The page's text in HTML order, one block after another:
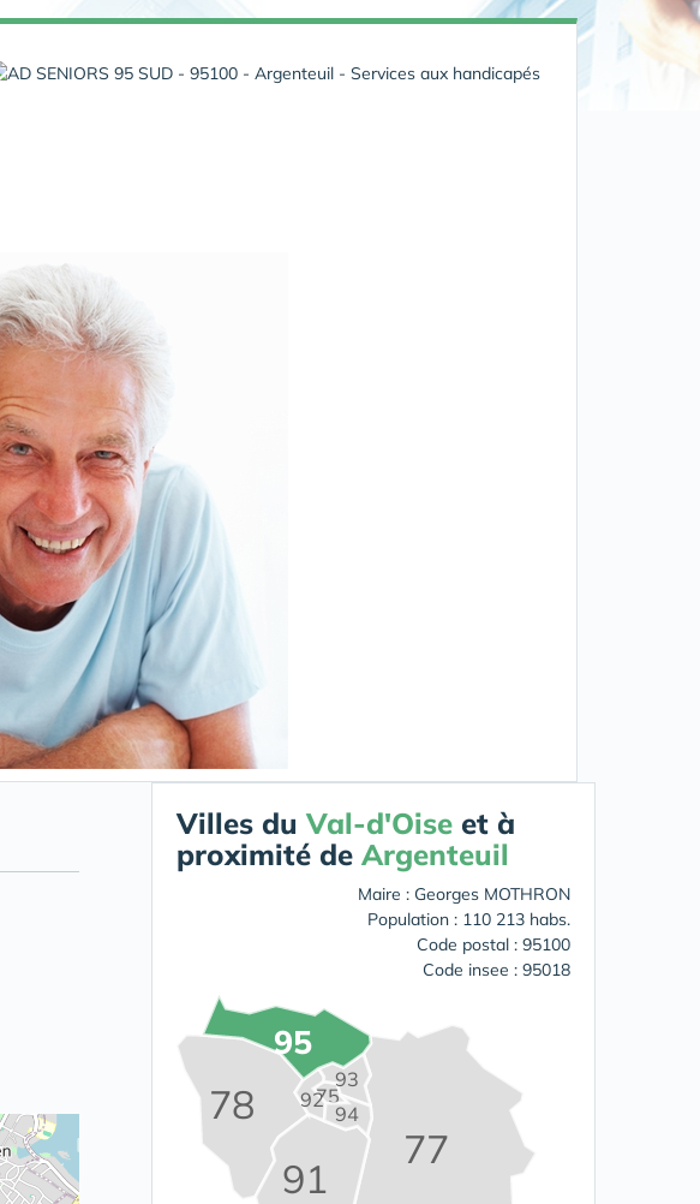
Villes du Val-d'Oise et à
proximité de Argenteuil
Maire : Georges MOTHRON
Population : 110 213 habs.
Code postal : 95100
Code insee : 95018
75
77
78
91
92
93
94
95